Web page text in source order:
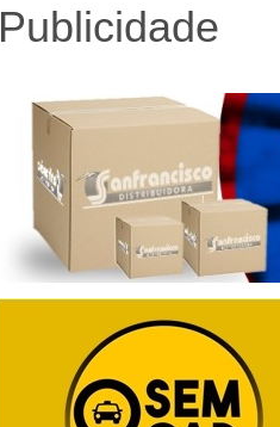
Publicidade